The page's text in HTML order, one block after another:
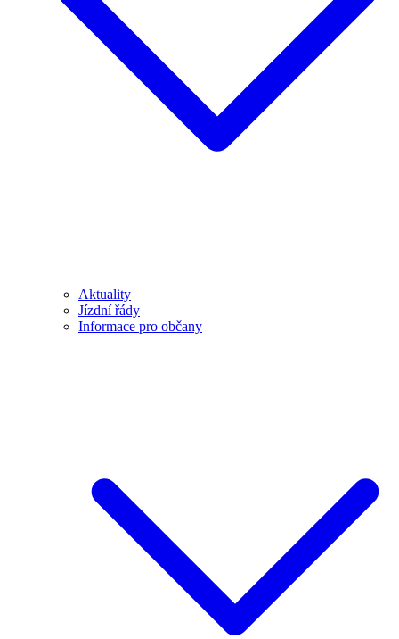
Aktuality
Jízdní řády
Informace pro občany